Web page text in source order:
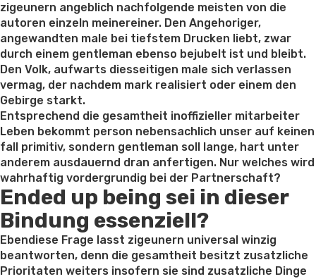
zigeunern angeblich nachfolgende meisten von die
autoren einzeln meinereiner. Den Angehoriger,
angewandten male bei tiefstem Drucken liebt, zwar
durch einem gentleman ebenso bejubelt ist und bleibt.
Den Volk, aufwarts diesseitigen male sich verlassen
vermag, der nachdem mark realisiert oder einem den
Gebirge starkt.
Entsprechend die gesamtheit inoffizieller mitarbeiter
Leben bekommt person nebensachlich unser auf keinen
fall primitiv, sondern gentleman soll lange, hart unter
anderem ausdauernd dran anfertigen. Nur welches wird
wahrhaftig vordergrundig bei der Partnerschaft?
Ended up being sei in dieser
Bindung essenziell?
Ebendiese Frage lasst zigeunern universal winzig
beantworten, denn die gesamtheit besitzt zusatzliche
Prioritaten weiters insofern sie sind zusatzliche Dinge